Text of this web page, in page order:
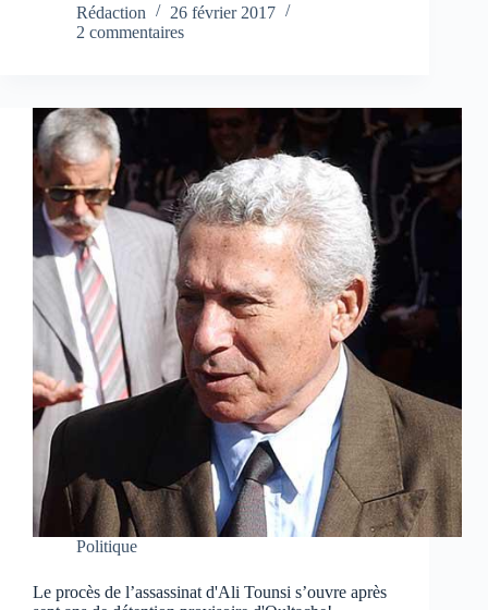
Rédaction
26 février 2017
2 commentaires
Politique
Le procès de l’assassinat d'Ali Tounsi s’ouvre après